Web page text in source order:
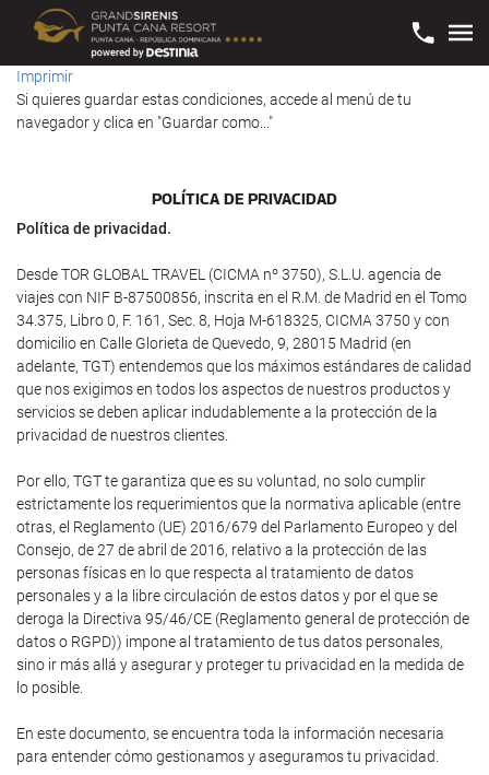
Imprimir
Si quieres guardar estas condiciones, accede al menú de tu
navegador y clica en "Guardar como..."
POLÍ­TICA DE PRIVACIDAD
Política de privacidad.
Desde TOR GLOBAL TRAVEL (CICMA nº 3750), S.L.U. agencia de
viajes con NIF B-87500856, inscrita en el R.M. de Madrid en el Tomo
34.375, Libro 0, F. 161, Sec. 8, Hoja M-618325, CICMA 3750 y con
domicilio en Calle Glorieta de Quevedo, 9, 28015 Madrid (en
adelante, TGT) entendemos que los máximos estándares de calidad
que nos exigimos en todos los aspectos de nuestros productos y
servicios se deben aplicar indudablemente a la protección de la
privacidad de nuestros clientes.
Por ello, TGT te garantiza que es su voluntad, no solo cumplir
estrictamente los requerimientos que la normativa aplicable (entre
otras, el Reglamento (UE) 2016/679 del Parlamento Europeo y del
Consejo, de 27 de abril de 2016, relativo a la protección de las
personas físicas en lo que respecta al tratamiento de datos
personales y a la libre circulación de estos datos y por el que se
deroga la Directiva 95/46/CE (Reglamento general de protección de
datos o RGPD)) impone al tratamiento de tus datos personales,
sino ir más allá y asegurar y proteger tu privacidad en la medida de
lo posible.
En este documento, se encuentra toda la información necesaria
para entender cómo gestionamos y aseguramos tu privacidad.